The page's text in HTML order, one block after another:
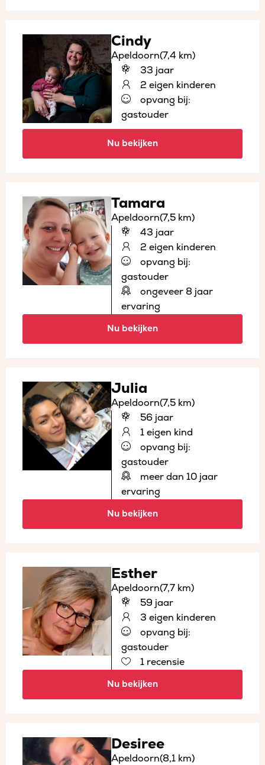
Cindy
Apeldoorn(7,4 km)
33 jaar
2 eigen kinderen
opvang bij:
gastouder
Nu bekijken
Tamara
Apeldoorn(7,5 km)
43 jaar
2 eigen kinderen
opvang bij:
gastouder
ongeveer 8 jaar
ervaring
Nu bekijken
Julia
Apeldoorn(7,5 km)
56 jaar
1 eigen kind
opvang bij:
gastouder
meer dan 10 jaar
ervaring
Nu bekijken
Esther
Apeldoorn(7,7 km)
59 jaar
3 eigen kinderen
opvang bij:
gastouder
1 recensie
Nu bekijken
Desiree
Apeldoorn(8,1 km)